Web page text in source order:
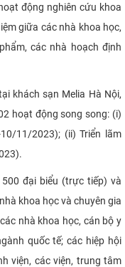
động nghiên cứu khoa
giữa các nhà khoa học,
các nhà hoạch định
khách sạn Melia Hà Nội,
hoạt động song song: (i)
11/2023); (ii) Triển lãm
đại biểu (trực tiếp) và
khoa học và chuyên gia
nhà khoa học, cán bộ y
quốc tế; các hiệp hội
viện, các viện, trung tâm